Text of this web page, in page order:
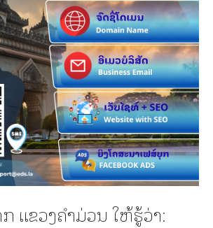
ແຂວງຄຳມ່ວນ ໃຫ້ຮູ້ວ່າ: